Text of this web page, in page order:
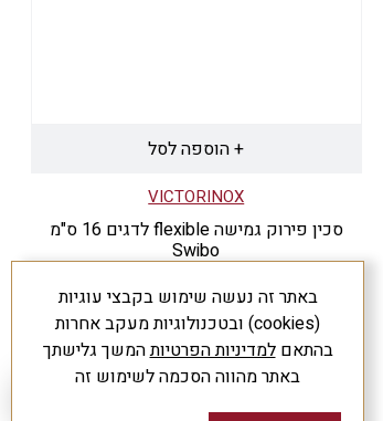
+ הוספה לסל
VICTORINOX
סכין פירוק גמישה flexible לדגים 16 ס"מ
Swibo
באתר זה נעשה שימוש בקבצי עוגיות
(cookies) ובטכנולוגיות מעקב אחרות
בהתאםלמדיניות הפרטיותהמשך גלישתך
באתר מהווה הסכמה לשימוש זה